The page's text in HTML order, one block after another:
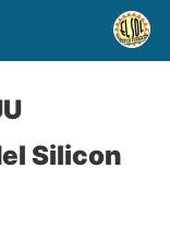
Silicon